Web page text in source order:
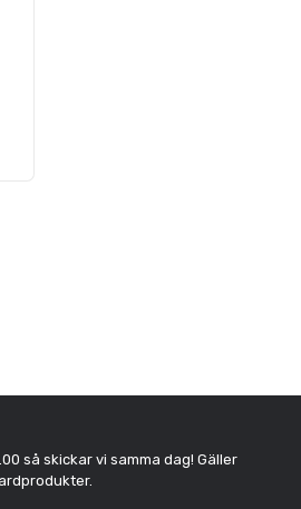
så skickar vi samma dag! Gäller